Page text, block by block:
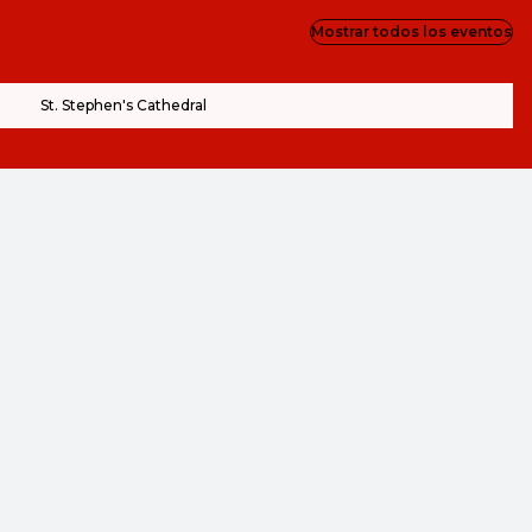
St. Stephen's Cathedral
Mostrar todos los eventos